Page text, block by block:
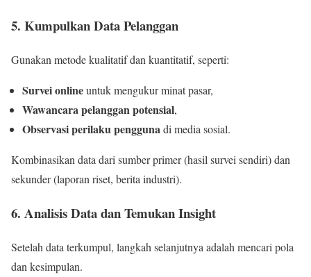
5. Kumpulkan Data Pelanggan
Gunakan metode kualitatif dan kuantitatif, seperti:
Survei onlineuntuk mengukur minat pasar,
Wawancara pelanggan potensial,
Observasi perilaku penggunadi media sosial.
Kombinasikan data dari sumber primer (hasil survei sendiri) dan
sekunder (laporan riset, berita industri).
6. Analisis Data dan Temukan Insight
Setelah data terkumpul, langkah selanjutnya adalah mencari pola
dan kesimpulan.